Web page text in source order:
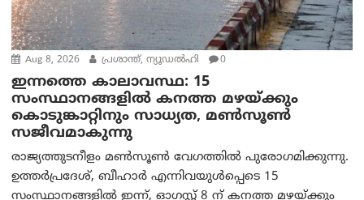
Aug 8, 2026 പ്രശാന്ത്, ന്യൂഡല്‍ഹി 0
ഇന്നത്തെ കാലാവസ്ഥ: 15
സംസ്ഥാനങ്ങളിൽ കനത്ത മഴയ്ക്കും
കൊടുങ്കാറ്റിനും സാധ്യത, മൺസൂൺ
സജീവമാകുന്നു
രാജ്യത്തുടനീളം മൺസൂൺ വേഗത്തിൽ പുരോഗമിക്കുന്നു.
ഉത്തർപ്രദേശ്, ബീഹാർ എന്നിവയുൾപ്പെടെ 15
സംസ്ഥാനങ്ങളിൽ ഇന്ന്, ഓഗസ്റ്റ് 8 ന് കനത്ത മഴയ്ക്കും